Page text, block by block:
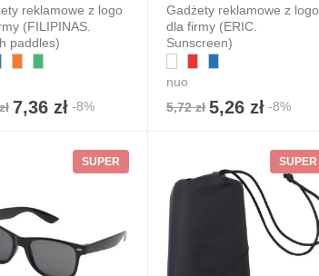
reklamowe z logo
(FILIPINAS.
paddles)
7,36 zł-8%
Gadżety reklamowe z logo
dla firmy (ERIC.
Sunscreen)
nuo
5,72 zł 5,26 zł -8%
SUPER SUPER